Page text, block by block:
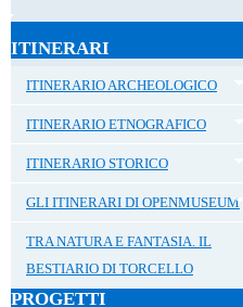
ITINERARI
ITINERARIO ARCHEOLOGICO
ITINERARIO ETNOGRAFICO
ITINERARIO STORICO
GLI ITINERARI DI OPENMUSEUM
TRA NATURA E FANTASIA. IL
BESTIARIO DI TORCELLO
PROGETTI